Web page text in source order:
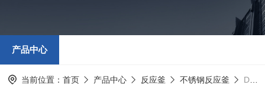
产品中心
当前位置： 首页 产品中心 反应釜 不锈钢反应釜 DCC不锈钢反应釜